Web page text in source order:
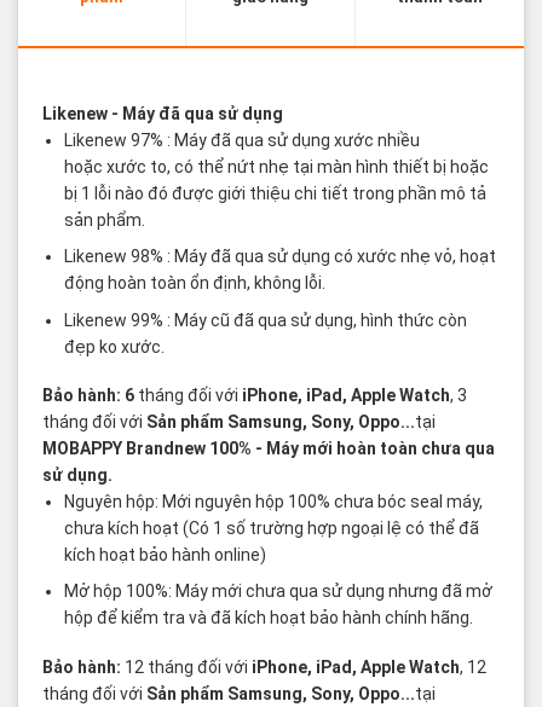
Likenew- Máy đã qua sử dụng
Likenew 97% : Máy đã qua sử dụng xước nhiều
hoặc xước to, có thể nứt nhẹ tại màn hình thiết bị hoặc
bị 1 lỗi nào đó được giới thiệu chi tiết trong phần mô tả
sản phẩm.
Likenew 98% : Máy đã qua sử dụng có xước nhẹ vỏ, hoạt
động hoàn toàn ổn định, không lỗi.
Likenew 99% : Máy cũ đã qua sử dụng, hình thức còn
đẹp ko xước.
Bảo hành: 6 tháng đối với iPhone, iPad, Apple Watch, 3
tháng đối với Sản phẩm Samsung, Sony, Oppo...tại
MOBAPPY Brandnew 100% - Máy mới hoàn toàn chưa qua
sử dụng.
Nguyên hộp: Mới nguyên hộp 100% chưa bóc seal máy,
chưa kích hoạt (Có 1 số trường hợp ngoại lệ có thể đã
kích hoạt bảo hành online)
Mở hộp 100%: Máy mới chưa qua sử dụng nhưng đã mở
hộp để kiểm tra và đã kích hoạt bảo hành chính hãng.
Bảo hành: 12 tháng đối với iPhone, iPad, Apple Watch, 12
tháng đối với Sản phẩm Samsung, Sony, Oppo...tại